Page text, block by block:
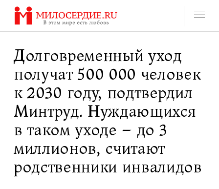
Перейти
содержанию
Долговременный уход
получат 500 000 человек
к 2030 году, подтвердил
Минтруд. Нуждающихся
в таком уходе – до 3
миллионов, считают
родственники инвалидов